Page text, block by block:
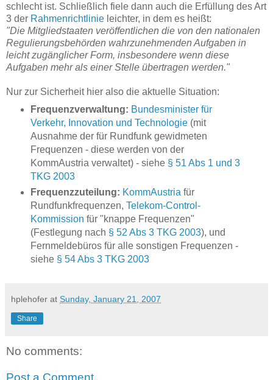
schlecht ist. Schließlich fiele dann auch die Erfüllung des Art
3 der Rahmenrichtlinie leichter, in dem es heißt:
"Die Mitgliedstaaten veröffentlichen die von den nationalen
Regulierungsbehörden wahrzunehmenden Aufgaben in
leicht zugänglicher Form, insbesondere wenn diese
Aufgaben mehr als einer Stelle übertragen werden."
Nur zur Sicherheit hier also die aktuelle Situation:
Frequenzverwaltung: Bundesminister für
Verkehr, Innovation und Technologie(mit
Ausnahme der für Rundfunk gewidmeten
Frequenzen - diese werden von der
KommAustria verwaltet) - siehe § 51 Abs 1 und 3
TKG 2003
Frequenzzuteilung: KommAustria für
Rundfunkfrequenzen, Telekom-Control-
Kommission für "knappe Frequenzen"
(Festlegung nach § 52 Abs 3 TKG 2003), und
Fernmeldebüros für alle sonstigen Frequenzen -
siehe§ 54 Abs 3 TKG 2003
hplehofer at Sunday, January 21, 2007
Share
No comments:
Post a Comment